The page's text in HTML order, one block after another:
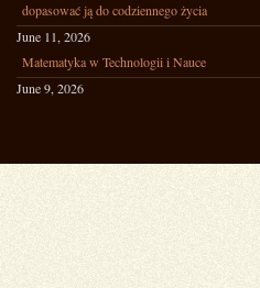
dopasować ją do codziennego życia
June 11, 2026
Matematyka w Technologii i Nauce
June 9, 2026